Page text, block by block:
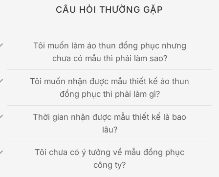
CÂU HỎI THƯỜNG GẶP
Tôi muốn làm áo thun đồng phục nhưng
chưa có mẫu thì phải làm sao?
Tôi muốn nhận được mẫu thiết kế áo thun
đồng phục thì phải làm gì?
Thời gian nhận được mẫu thiết kế là bao
lâu?
Tôi chưa có ý tưởng về mẫu đồng phục
công ty?